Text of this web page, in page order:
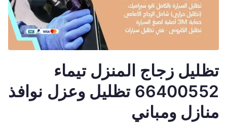
تظليل زجاج المنزل تيماء
66400552 تظليل وعزل نوافذ
منازل ومباني